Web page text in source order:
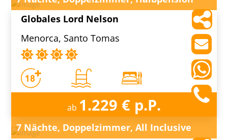
Globales Lord Nelson
Menorca, Santo Tomas
ab 1.229 € p.P.
7 Nächte, Doppelzimmer, All Inclusive